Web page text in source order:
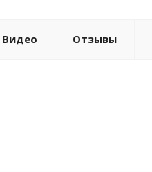
Видео Отзывы